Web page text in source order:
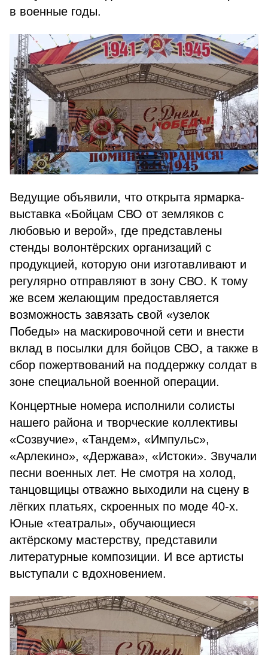
в военные годы.
Ведущие объявили, что открыта ярмарка-
выставка «Бойцам СВО от земляков с
любовью и верой», где представлены
стенды волонтёрских организаций с
продукцией, которую они изготавливают и
регулярно отправляют в зону СВО. К тому
же всем желающим предоставляется
возможность завязать свой «узелок
Победы» на маскировочной сети и внести
вклад в посылки для бойцов СВО, а также в
сбор пожертвований на поддержку солдат в
зоне специальной военной операции.
Концертные номера исполнили солисты
нашего района и творческие коллективы
«Созвучие», «Тандем», «Импульс»,
«Арлекино», «Держава», «Истоки». Звучали
песни военных лет. Не смотря на холод,
танцовщицы отважно выходили на сцену в
лёгких платьях, скроенных по моде 40-х.
Юные «театралы», обучающиеся
актёрскому мастерству, представили
литературные композиции. И все артисты
выступали с вдохновением.